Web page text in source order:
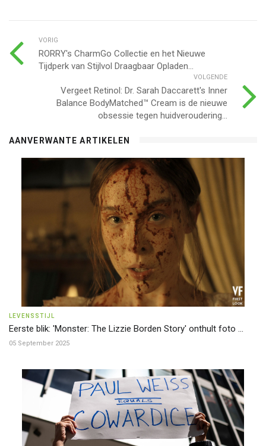
VORIG
RORRY's CharmGo Collectie en het Nieuwe
Tijdperk van Stijlvol Draagbaar Opladen...
VOLGENDE
Vergeet Retinol: Dr. Sarah Daccarett's Inner
Balance BodyMatched™ Cream is de nieuwe
obsessie tegen huidveroudering...
AANVERWANTE ARTIKELEN
LEVENSSTIJL
Eerste blik: 'Monster: The Lizzie Borden Story' onthult foto ...
05 September 2025